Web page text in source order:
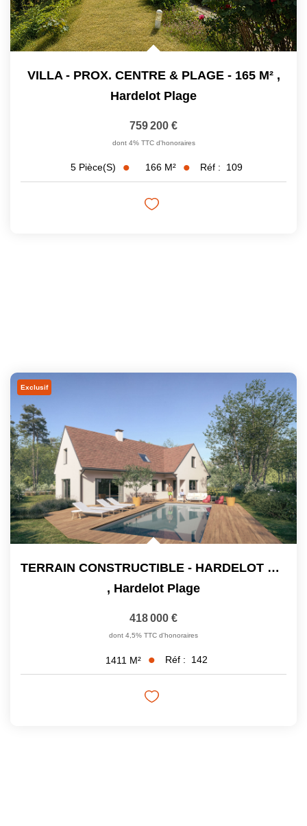
VILLA - PROX. CENTRE & PLAGE - 165 M² ,
Hardelot Plage
759 200 €
dont 4% TTC d'honoraires
5 Pièce(s) 166 M² Réf : 109
Exclusif
TERRAIN CONSTRUCTIBLE - HARDELOT PLAGE - 1411 M²
, Hardelot Plage
418 000 €
dont 4,5% TTC d'honoraires
1411 M² Réf : 142